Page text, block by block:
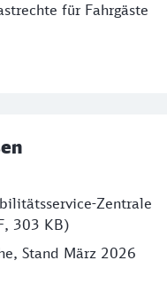
für Fahrgäste
Zentrale
303 KB)
Stand März 2026